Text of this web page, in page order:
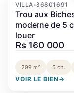
VILLA•86801691
Trou aux
moderne de 5
louer
Rs 160 000
299 m² 5 ch.
VOIR LE BIEN →